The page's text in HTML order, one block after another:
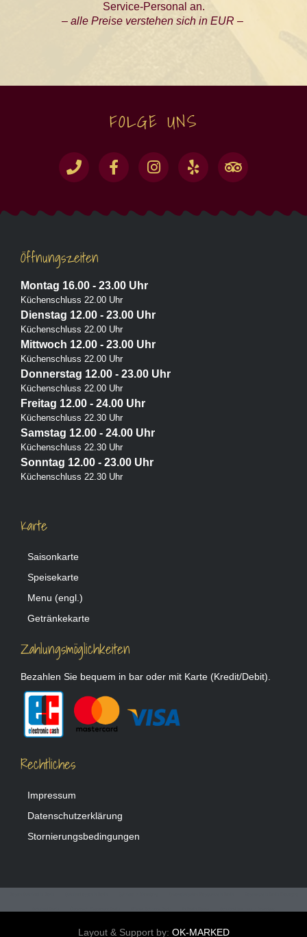
Service-Personal an.
– alle Preise verstehen sich in EUR –
FOLGE UNS
Öffnungszeiten
Montag 16.00 - 23.00 Uhr
Küchenschluss 22.00 Uhr
Dienstag 12.00 - 23.00 Uhr
Küchenschluss 22.00 Uhr
Mittwoch 12.00 - 23.00 Uhr
Küchenschluss 22.00 Uhr
Donnerstag 12.00 - 23.00 Uhr
Küchenschluss 22.00 Uhr
Freitag 12.00 - 24.00 Uhr
Küchenschluss 22.30 Uhr
Samstag 12.00 - 24.00 Uhr
Küchenschluss 22.30 Uhr
Sonntag 12.00 - 23.00 Uhr
Küchenschluss 22.30 Uhr
Karte
Saisonkarte
Speisekarte
Menu (engl.)
Getränkekarte
Zahlungsmöglichkeiten
Bezahlen Sie bequem in bar oder mit Karte (Kredit/Debit).
Rechtliches
Impressum
Datenschutzerklärung
Stornierungsbedingungen
Layout & Support by: OK-MARKED